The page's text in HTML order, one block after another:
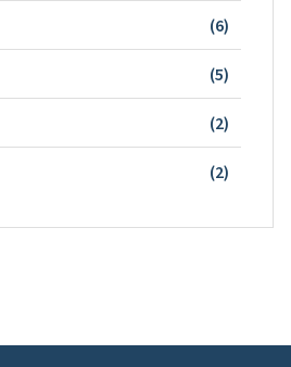
(6)
(5)
(2)
(2)